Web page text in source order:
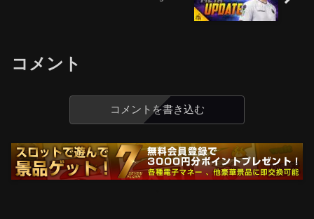
コメント
コメントを書き込む